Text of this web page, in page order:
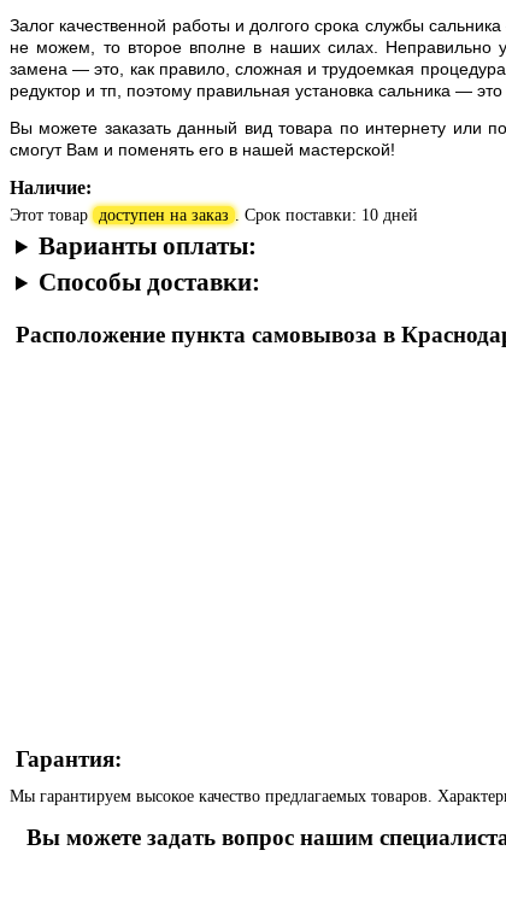
Залог качественной работы и долгого срока службы
не можем, то второе вполне в наших силах. Неправильно
замена — это, как правило, сложная и трудоемкая
редуктор и тп, поэтому правильная установка сальника —
Вы можете заказать данный вид товара по интернету или
смогут Вам и поменять его в нашей мастерской!
Наличие:
Этот товар доступен на заказ . Срок поставки: 10 дней
Варианты оплаты:
Способы доставки:
Расположение пункта самовывоза в
Гарантия:
Мы гарантируем высокое качество предлагаемых товаров.
Вы можете задать вопрос нашим